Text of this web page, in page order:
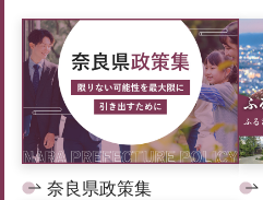
奈良県政策集